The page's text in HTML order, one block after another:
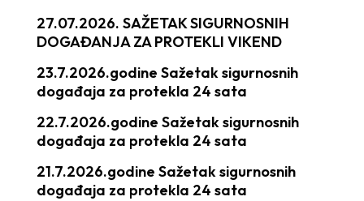
27.07.2026. SAŽETAK SIGURNOSNIH
DOGAĐANJA ZA PROTEKLI VIKEND
23.7.2026.godine Sažetak sigurnosnih
događaja za protekla 24 sata
22.7.2026.godine Sažetak sigurnosnih
događaja za protekla 24 sata
21.7.2026.godine Sažetak sigurnosnih
događaja za protekla 24 sata